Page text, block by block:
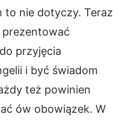
to nie dotyczy. Teraz
przyjęcia
i być świadom
też powinien
ów obowiązek. W